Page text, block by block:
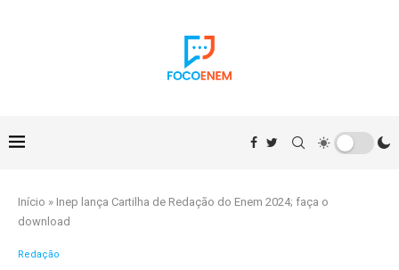
Início » Inep lança Cartilha de Redação do Enem 2024; faça o
download
Redação